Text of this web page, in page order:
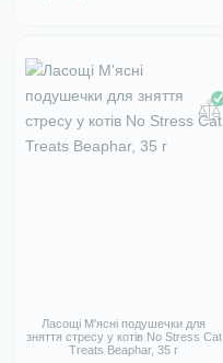
Ласощі М'ясні подушечки для
зняття стресу у котів No Stress Cat
Treats Beaphar, 35 г